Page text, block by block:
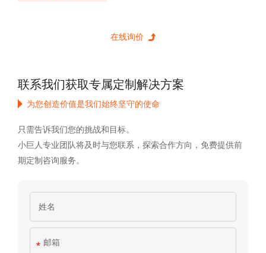
联系我们获取专属定制解决方案
为您创造价值是我们始终坚守的使命
只需告诉我们您的挑战和目标。
小巨人专业团队将及时与您联系，探索合作方向，免费提供前
期定制咨询服务。
Privacy Settings
We use cookies on our website to give you the
most relevant experience by remembering your
preferences and repeat visits. By clicking
"Accept All", you consent to the use of ALL the